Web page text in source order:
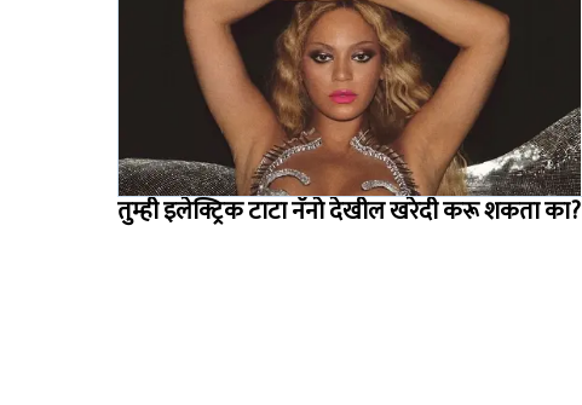
तुम्ही इलेक्ट्रिक टाटा नॅनो देखील खरेदी करू शकता का?